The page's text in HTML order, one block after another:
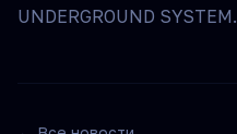
UNDERGROUND SYSTEM.